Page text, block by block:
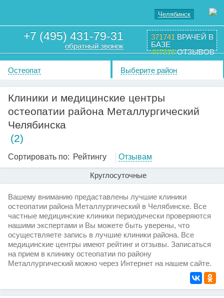
Челябинск
+7 (495) 431-79-31
обратный звонок
371741 ВРАЧЕЙ В
БАЗЕ
447816ОТЗЫВОВ
Остеопат Выберите район
Клиники и медицинские центры
остеопатии района Металлургический
Челябинска
(2)
Сортировать по: Рейтингу Отзывам
Круглосуточные
Вашему вниманию предаставлены лучшие клиники
остеопатии района Металлургический в Челябинске. Все
частные медицинские клиники периодически проверяются
нашими экспертами и Вы можете быть уверены, что
осуществляете запись в лучшие клиники района. Все
медицинские центры имеют рейтинг и отзывы. Записаться
на прием в клинику остеопатии по району
Металлургический можно через Интернет на нашем сайте.